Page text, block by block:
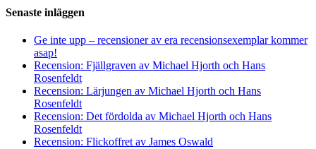
Senaste inläggen
Ge inte upp – recensioner av era recensionsexemplar kommer
asap!
Recension: Fjällgraven av Michael Hjorth och Hans
Rosenfeldt
Recension: Lärjungen av Michael Hjorth och Hans
Rosenfeldt
Recension: Det fördolda av Michael Hjorth och Hans
Rosenfeldt
Recension: Flickoffret av James Oswald